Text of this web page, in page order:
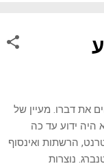
את דברו. מעיין של
היה ידוע עד כה
הרשתות ואינסוף
נוצרות